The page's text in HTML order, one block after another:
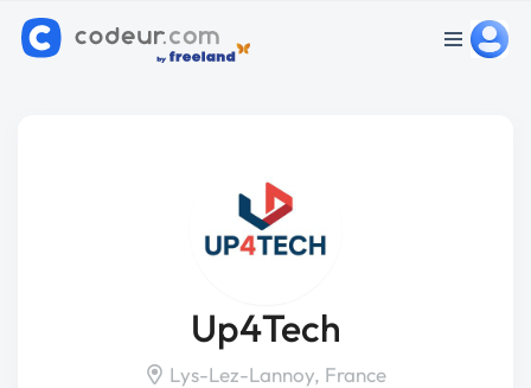
Up4Tech
Lys-Lez-Lannoy, France